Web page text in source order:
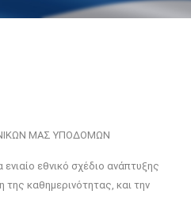
ΜΑΣ ΥΠΟΔΟΜΩΝ
εθνικό σχέδιο ανάπτυξης
καθημερινότητας, και την